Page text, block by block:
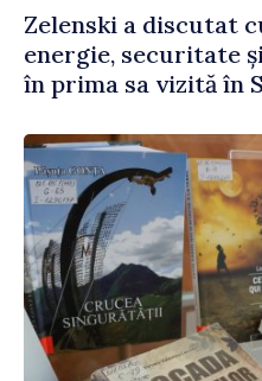
Zelenski a discutat
energie, securitate
în prima sa vizită în